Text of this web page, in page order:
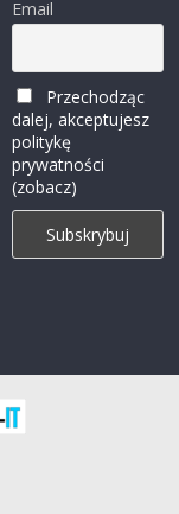
Email
Przechodząc
dalej, akceptujesz
politykę
prywatności
(zobacz)